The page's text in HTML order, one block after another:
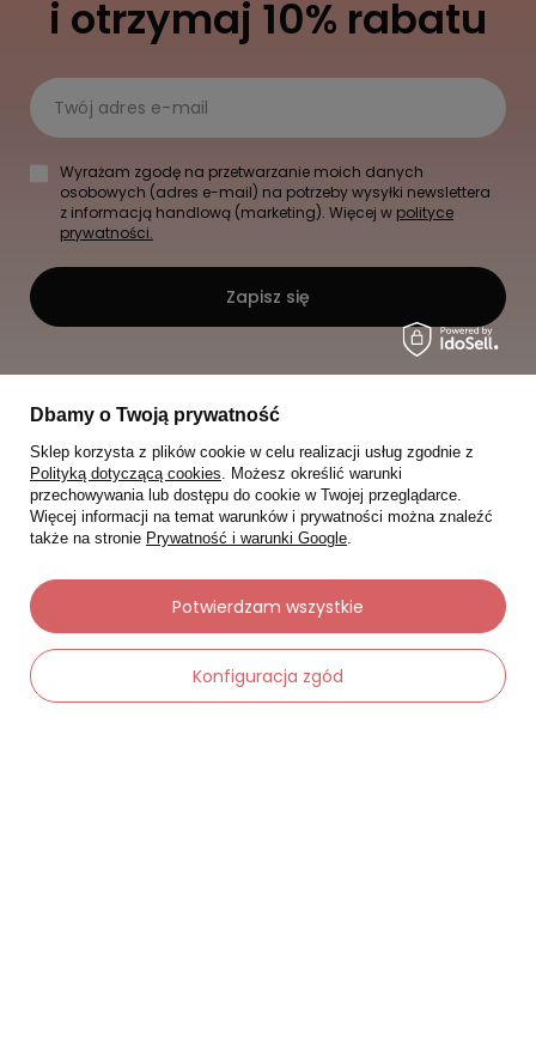
i otrzymaj 10% rabatu
Twój adres e-mail
Wyrażam zgodę na przetwarzanie moich danych
osobowych (adres e-mail) na potrzeby wysyłki newslettera
z informacją handlową (marketing). Więcej w polityce
prywatności.
Zapisz się
Dbamy o Twoją prywatność
Sklep korzysta z plików cookie w celu realizacji usług zgodnie z
Polityką dotyczącą cookies. Możesz określić warunki
przechowywania lub dostępu do cookie w Twojej przeglądarce.
Więcej informacji na temat warunków i prywatności można znaleźć
także na stronie Prywatność i warunki Google.
Konfiguracja zgód
Potwierdzam wszystkie